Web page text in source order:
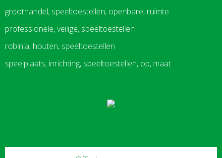
groothandel, speeltoestellen, openbare, ruimte
professionele, veilige, speeltoestellen
robinia, houten, speeltoestellen
speelplaats, inrichting, speeltoestellen, op, maat